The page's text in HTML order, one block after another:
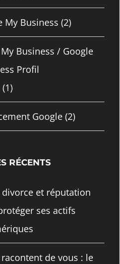
My Business (2)
Business / Google
Profil
(1)
Google (2)
RÉCENTS
et réputation
ses actifs
de vous : le